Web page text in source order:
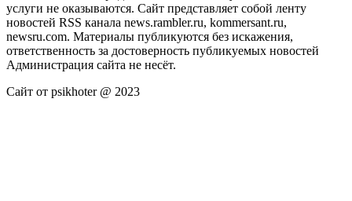
услуги не оказываются. Сайт представляет собой ленту
новостей RSS канала news.rambler.ru, kommersant.ru,
newsru.com. Материалы публикуются без искажения,
ответственность за достоверность публикуемых новостей
Администрация сайта не несёт.
Сайт от psikhoter @ 2023